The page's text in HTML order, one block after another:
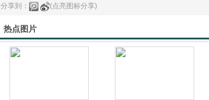
分享到： (点亮图标分享)
热点图片